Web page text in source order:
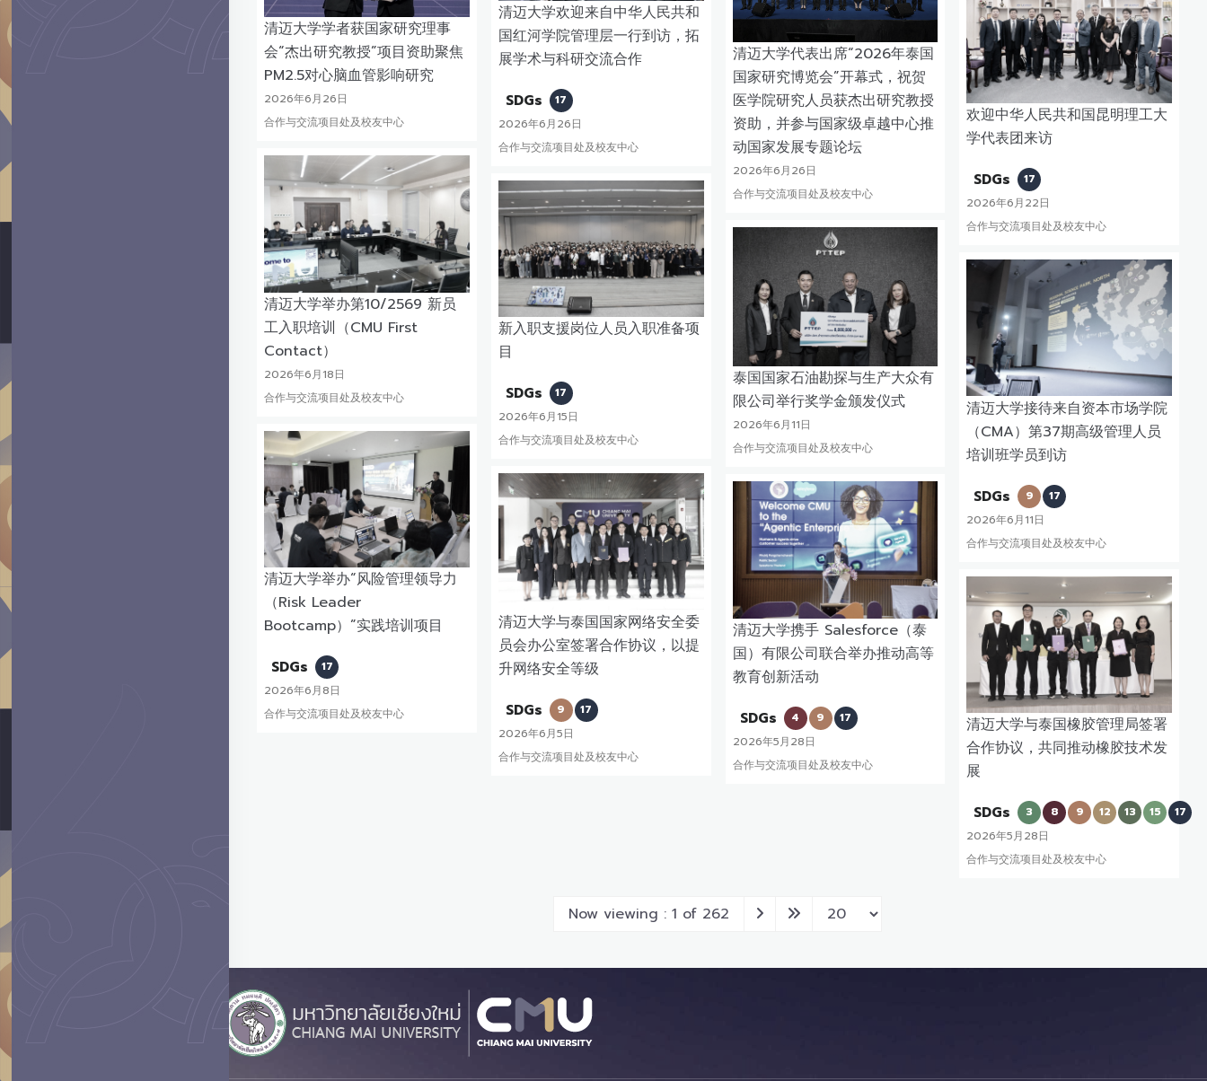
清迈大学欢迎来自中华人民共和
国红河学院管理层一行到访，拓
展学术与科研交流合作
SDGs
17
2026年6月26日
合作与交流项目处及校友中心
清迈大学学者获国家研究理事
会“杰出研究教授”项目资助聚焦
PM2.5对心脑血管影响研究
2026年6月26日
合作与交流项目处及校友中心
清迈大学代表出席“2026年泰国
国家研究博览会”开幕式，祝贺
医学院研究人员获杰出研究教授
资助，并参与国家级卓越中心推
动国家发展专题论坛
2026年6月26日
合作与交流项目处及校友中心
欢迎中华人民共和国昆明理工大
学代表团来访
SDGs
17
2026年6月22日
合作与交流项目处及校友中心
清迈大学举办第10/2569 新员
工入职培训（CMU First
Contact）
2026年6月18日
合作与交流项目处及校友中心
新入职支援岗位人员入职准备项
目
SDGs
17
2026年6月15日
合作与交流项目处及校友中心
泰国国家石油勘探与生产大众有
限公司举行奖学金颁发仪式
2026年6月11日
合作与交流项目处及校友中心
清迈大学接待来自资本市场学院
（CMA）第37期高级管理人员
培训班学员到访
SDGs 9
17
2026年6月11日
合作与交流项目处及校友中心
清迈大学举办“风险管理领导力
（Risk Leader
Bootcamp）”实践培训项目
SDGs
17
2026年6月8日
合作与交流项目处及校友中心
清迈大学与泰国国家网络安全委
员会办公室签署合作协议，以提
升网络安全等级
SDGs 9
17
2026年6月5日
合作与交流项目处及校友中心
清迈大学携手 Salesforce（泰
国）有限公司联合举办推动高等
教育创新活动
SDGs 4 9
17
2026年5月28日
合作与交流项目处及校友中心
清迈大学与泰国橡胶管理局签署
合作协议，共同推动橡胶技术发
展
SDGs 3 8 9 12 13 15
17
2026年5月28日
合作与交流项目处及校友中心
Now viewing : 1 of 262